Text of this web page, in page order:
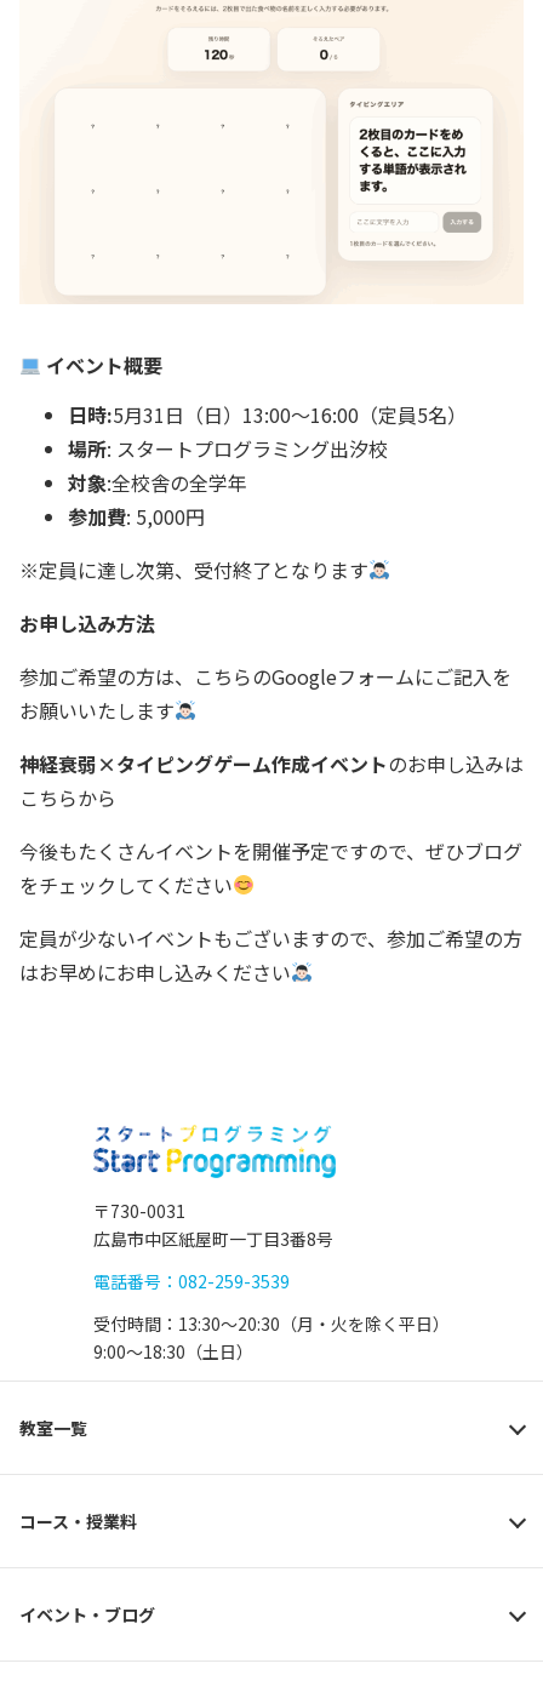
イベント概要
日時:5月31日（日）13:00〜16:00（定員5名）
場所: スタートプログラミング出汐校
対象:全校舎の全学年
参加費: 5,000円
※定員に達し次第、受付終了となります
お申し込み方法
参加ご希望の方は、こちらのGoogleフォームにご記入を
お願いいたします
神経衰弱×タイピングゲーム作成イベントのお申し込みは
こちらから
今後もたくさんイベントを開催予定ですので、ぜひブログ
をチェックしてください
定員が少ないイベントもございますので、参加ご希望の方
はお早めにお申し込みください
〒730-0031
広島市中区紙屋町一丁目3番8号
電話番号：082-259-3539
受付時間：13:30〜20:30（月・火を除く平日）
9:00〜18:30（土日）
教室一覧
コース・授業料
イベント・ブログ